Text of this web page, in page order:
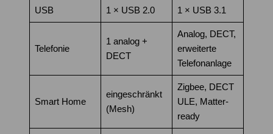
USB 1 × USB 2.0 1 × USB 3.1
Telefonie
1 analog +
DECT
Analog, DECT,
erweiterte
Telefonanlage
Smart Home
eingeschränkt
(Mesh)
Zigbee, DECT
ULE, Matter-
ready